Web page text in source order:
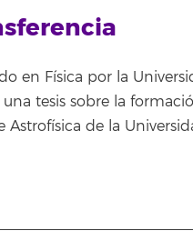
en Física por la
tesis sobre la
de la